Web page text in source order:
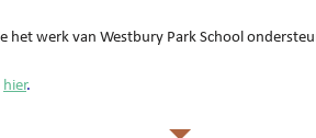
het werk van Westbury Park School
hier.